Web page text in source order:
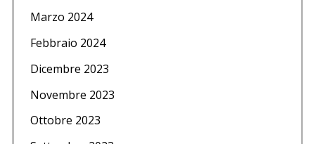
Marzo 2024
Febbraio 2024
Dicembre 2023
Novembre 2023
Ottobre 2023